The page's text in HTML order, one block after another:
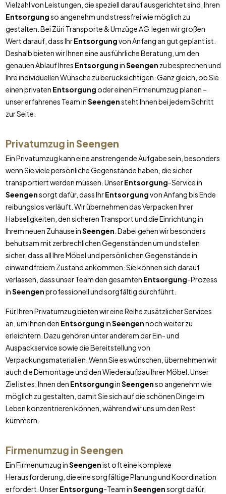
Vielzahl von Leistungen, die speziell darauf ausgerichtet sind, Ihren
Entsorgungso angenehm und stressfrei wie möglich zu
gestalten. Bei Züri Transporte & Umzüge AG legen wir großen
Wert darauf, dass IhrEntsorgungvon Anfang an gut geplant ist.
Deshalb bieten wir Ihnen eine ausführliche Beratung, um den
genauen Ablauf Ihres EntsorgunginSeengen zu besprechen und
Ihre individuellen Wünsche zu berücksichtigen. Ganz gleich, ob Sie
einen privaten Entsorgungoder einen Firmenumzug planen –
unser erfahrenes Team inSeengensteht Ihnen bei jedem Schritt
zur Seite.
Privatumzug inSeengen
Ein Privatumzug kann eine anstrengende Aufgabe sein, besonders
wenn Sie viele persönliche Gegenstände haben, die sicher
transportiert werden müssen. UnserEntsorgung-Service in
Seengensorgt dafür, dass IhrEntsorgungvon Anfang bis Ende
reibungslos verläuft. Wir übernehmen das Verpacken Ihrer
Habseligkeiten, den sicheren Transport und die Einrichtung in
Ihrem neuen Zuhause inSeengen . Dabei gehen wir besonders
behutsam mit zerbrechlichen Gegenständen um und stellen
sicher, dass all Ihre Möbel und persönlichen Gegenstände in
einwandfreiem Zustand ankommen. Sie können sich darauf
verlassen, dass unser Team den gesamten Entsorgung-Prozess
inSeengenprofessionell und sorgfältig durchführt.
Für Ihren Privatumzug bieten wir eine Reihe zusätzlicher Services
an, um Ihnen den EntsorgunginSeengennoch weiter zu
erleichtern. Dazu gehören unter anderem der Ein- und
Auspackservice sowie die Bereitstellung von
Verpackungsmaterialien. Wenn Sie es wünschen, übernehmen wir
auch die Demontage und den Wiederaufbau Ihrer Möbel. Unser
Ziel ist es, Ihnen den EntsorgunginSeengenso angenehm wie
möglich zu gestalten, damit Sie sich auf die schönen Dinge im
Leben konzentrieren können, während wir uns um den Rest
kümmern.
Firmenumzug inSeengen
Ein Firmenumzug inSeengenist oft eine komplexe
Herausforderung, die eine sorgfältige Planung und Koordination
erfordert. UnserEntsorgung-Team inSeengensorgt dafür,